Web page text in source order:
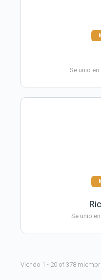
Se unio
Se unio
Viendo 1 - 20 of 378